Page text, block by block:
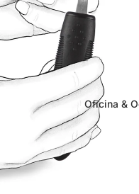
Oficina &